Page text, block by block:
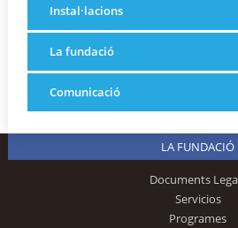
Instal·lacions
La fundació
Comunicació
LA FUNDACIÓ
Documents
Servicios
Programes